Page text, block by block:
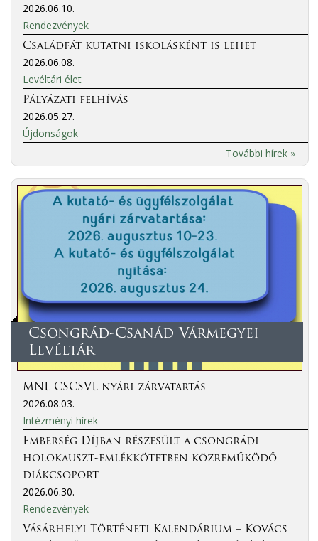
2026.06.10.
Rendezvények
Családfát kutatni iskolásként is lehet
2026.06.08.
Levéltári élet
Pályázati felhívás
2026.05.27.
Újdonságok
További hírek »
Csongrád-Csanád Vármegyei
Levéltár
MNL CSCSVL nyári zárvatartás
2026.08.03.
Intézményi hírek
Emberség Díjban részesült a csongrádi
holokauszt-emlékkötetben közreműködő
diákcsoport
2026.06.30.
Rendezvények
Vásárhelyi Történeti Kalendárium – Kovács